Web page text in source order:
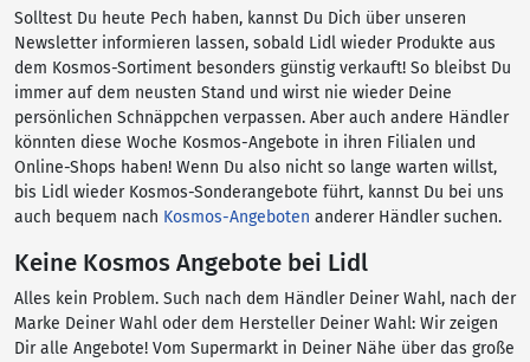
Solltest Du heute Pech haben, kannst Du Dich über unseren
Newsletter informieren lassen, sobald Lidl wieder Produkte aus
dem Kosmos-Sortiment besonders günstig verkauft! So bleibst Du
immer auf dem neusten Stand und wirst nie wieder Deine
persönlichen Schnäppchen verpassen. Aber auch andere Händler
könnten diese Woche Kosmos-Angebote in ihren Filialen und
Online-Shops haben! Wenn Du also nicht so lange warten willst,
bis Lidl wieder Kosmos-Sonderangebote führt, kannst Du bei uns
auch bequem nach Kosmos-Angeboten anderer Händler suchen.
Keine Kosmos Angebote bei Lidl
Alles kein Problem. Such nach dem Händler Deiner Wahl, nach der
Marke Deiner Wahl oder dem Hersteller Deiner Wahl: Wir zeigen
Dir alle Angebote! Vom Supermarkt in Deiner Nähe über das große